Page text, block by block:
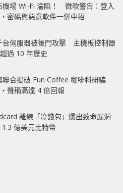
機場 Wi-Fi 淪陷！ 微軟警告：登入
密碼與惡意軟件一併中招
台伺服器被後門攻擊 主機板控制器
過 10 年歷史
聯合搗破 Fun Coffee 咖啡科研騙
稱高達 4 倍回報
離線「冷錢包」爆出致命漏洞
億美元比特幣